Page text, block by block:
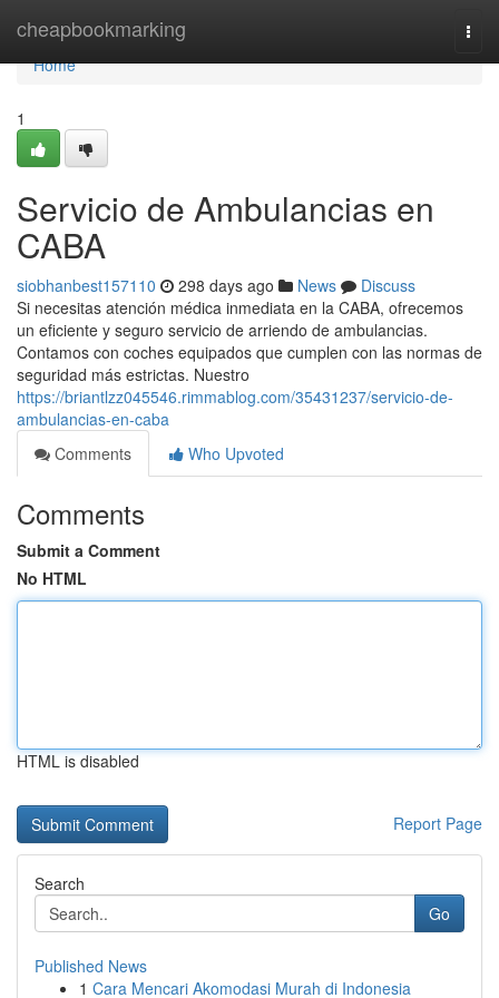
cheapbookmarking
Home
Home
1
Servicio de Ambulancias en
CABA
siobhanbest157110 298 days ago News
Discuss
Si necesitas atención médica inmediata en la CABA, ofrecemos
un eficiente y seguro servicio de arriendo de ambulancias.
Contamos con coches equipados que cumplen con las normas de
seguridad más estrictas. Nuestro
https://briantlzz045546.rimmablog.com/35431237/servicio-de-
ambulancias-en-caba
Comments
Who Upvoted
Comments
Submit a Comment
No HTML
HTML is disabled
Report Page
Search
Go
Published News
1 Cara Mencari Akomodasi Murah di Indonesia